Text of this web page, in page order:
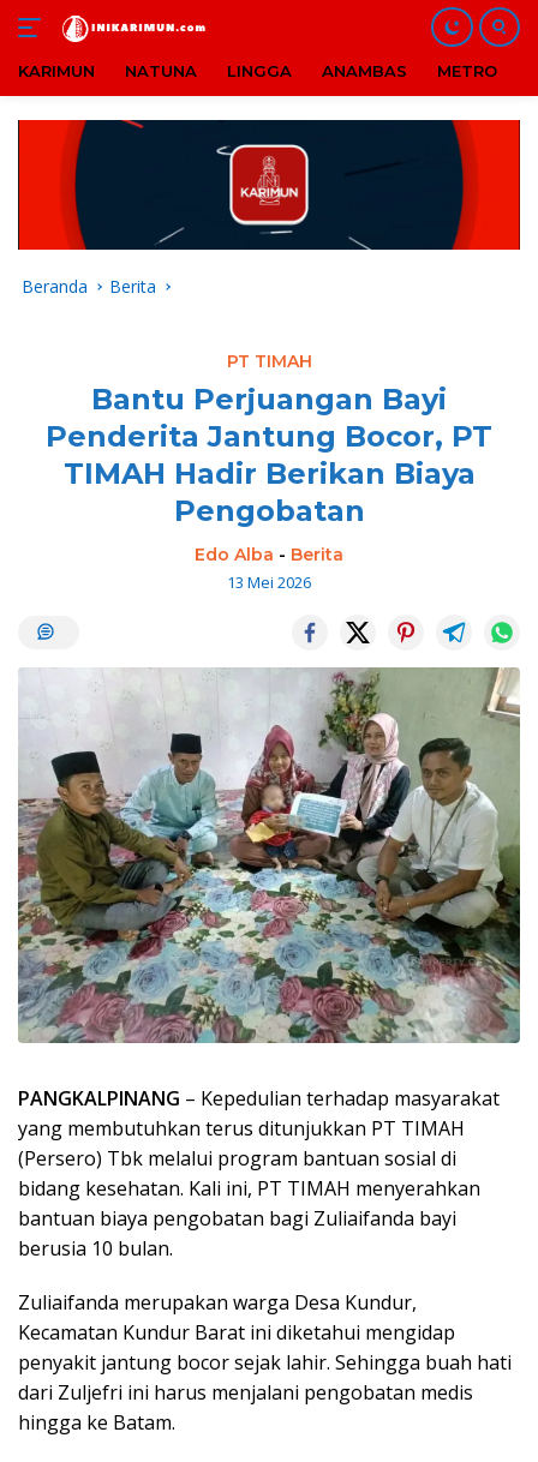
KARIMUN NATUNA LINGGA ANAMBAS METRO
Beranda Berita
PT TIMAH
Bantu Perjuangan Bayi
Penderita Jantung Bocor, PT
TIMAH Hadir Berikan Biaya
Pengobatan
Edo Alba - Berita
13 Mei 2026
PANGKALPINANG – Kepedulian terhadap masyarakat
yang membutuhkan terus ditunjukkan PT TIMAH
(Persero) Tbk melalui program bantuan sosial di
bidang kesehatan. Kali ini, PT TIMAH menyerahkan
bantuan biaya pengobatan bagi Zuliaifanda bayi
berusia 10 bulan.
Zuliaifanda merupakan warga Desa Kundur,
Kecamatan Kundur Barat ini diketahui mengidap
penyakit jantung bocor sejak lahir. Sehingga buah hati
dari Zuljefri ini harus menjalani pengobatan medis
hingga ke Batam.